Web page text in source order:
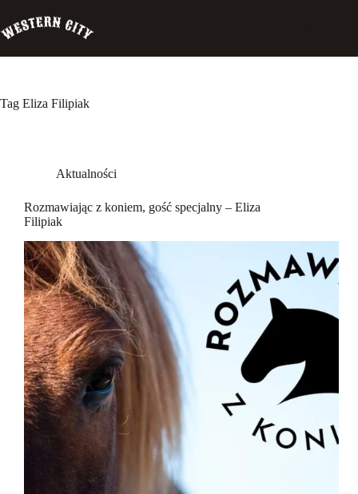
treści
Biuro
Pensjonat
Palomino
Szkolenia
Garść
wspomnień
Rozmawiając
z koniem
Koń a
komunikacja
Fundacja
Kontakt
Tag Eliza Filipiak
Aktualności
Rozmawiając z koniem, gość specjalny – Eliza
Filipiak